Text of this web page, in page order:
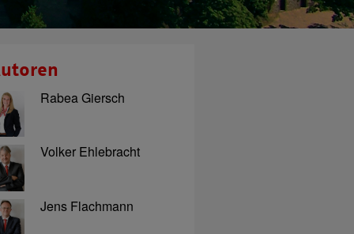
Rabea Giersch
Volker Ehlebracht
Jens Flachmann